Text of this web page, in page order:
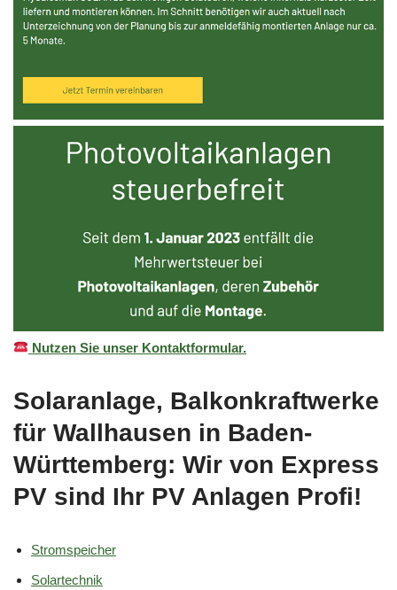
Nutzen Sie unser Kontaktformular.
Solaranlage, Balkonkraftwerke
für Wallhausen in Baden-
Württemberg: Wir von Express
PV sind Ihr PV Anlagen Profi!
Stromspeicher
Solartechnik